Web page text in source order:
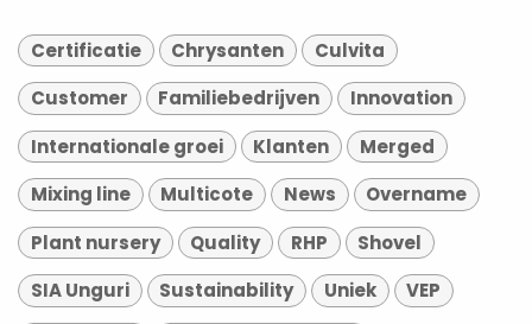
Certificatie Chrysanten
Culvita
Customer
Familiebedrijven
Innovation
Internationale groei
Klanten
Merged
Mixing line
Multicote News
Overname
Plant nursery
Quality RHP
Shovel
SIA Unguri
Sustainability Uniek
VEP